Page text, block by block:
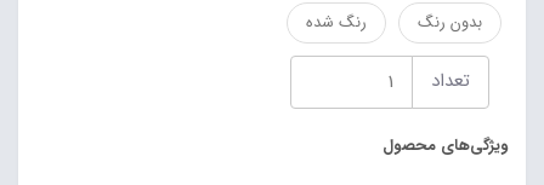
بدون رنگ
رنگ شده
تعداد
ویژگی‌های محصول